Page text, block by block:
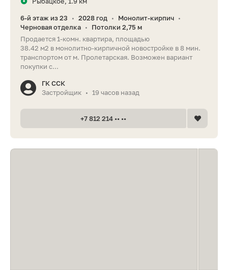
6-й этаж из 23 • 2028 год • Монолит-кирпич •
Черновая отделка •
Потолки 2,75 м
Продается 1-комн. квартира, площадью
38.42 м2 в монолитно-кирпичной новостройке в 8 мин.
транспортом от м. Пролетарская. Возможен вариант
покупки с...
ГК ССК
Застройщик • 19 часов назад
+7 812 214 •• ••